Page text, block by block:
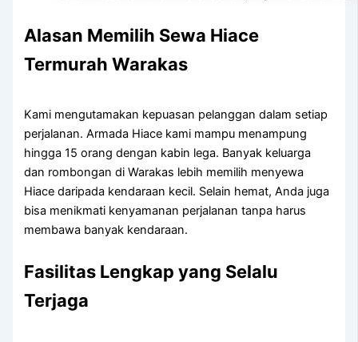
Alasan Memilih Sewa Hiace
Termurah Warakas
Kami mengutamakan kepuasan pelanggan dalam setiap
perjalanan. Armada Hiace kami mampu menampung
hingga 15 orang dengan kabin lega. Banyak keluarga
dan rombongan di Warakas lebih memilih menyewa
Hiace daripada kendaraan kecil. Selain hemat, Anda juga
bisa menikmati kenyamanan perjalanan tanpa harus
membawa banyak kendaraan.
Fasilitas Lengkap yang Selalu
Terjaga